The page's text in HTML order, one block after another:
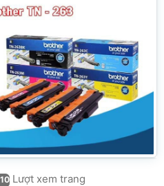
Lượt xem trang